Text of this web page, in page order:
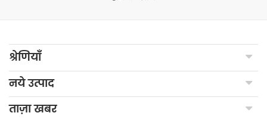
श्रेणियाँ
नये उत्पाद
ताज़ा खबर